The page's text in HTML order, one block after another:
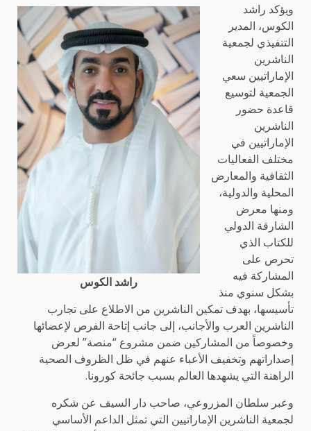
راشد الكوس
ويؤكد راشد
الكوس، المدير
التنفيذي لجمعية
الناشرين
الإماراتيين سعي
الجمعية لتوسيع
قاعدة حضور
الناشرين
الإماراتيين في
مختلف الفعاليات
الثقافية والمعارض
المحلية والدولية،
ومنها معرض
الشارقة الدولي
للكتاب الذي
تحرص على
المشاركة فيه
بشكل سنوي منذ
تأسيسها، بهدف تمكين الناشرين من الاطلاع على تجارب
الناشرين العرب والأجانب، إلى جانب إتاحة الفرص لإعضائها
وخصوصاً من المشاركين ضمن مشروع “منصة” لعرض
إصداراتهم وتخفيف الأعباء عنهم في ظل الظروف الصحية
الراهنة التي يشهدها العالم بسبب جائحة كورونا.
وعبر سلطان المزروعي، صاحب دار السيف عن شكره
لجمعية الناشرين الإماراتيين التي تمثل الداعم الأساسي